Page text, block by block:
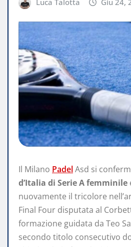
Luca Talotta Giu 24,
Il Milano PadelAsd si
d’Italia di Serie A femminile
nuovamente il tricolore
Final Four disputata al
formazione guidata da Teo
secondo titolo consecutivo